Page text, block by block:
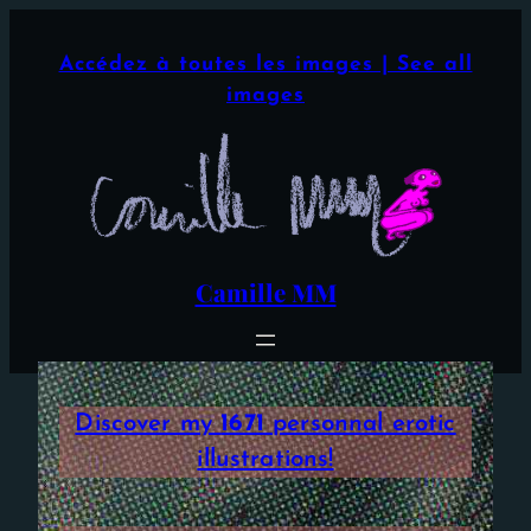
Accédez à toutes les images | See all
images
Camille MM
Discover my1671personnal erotic
illustrations!